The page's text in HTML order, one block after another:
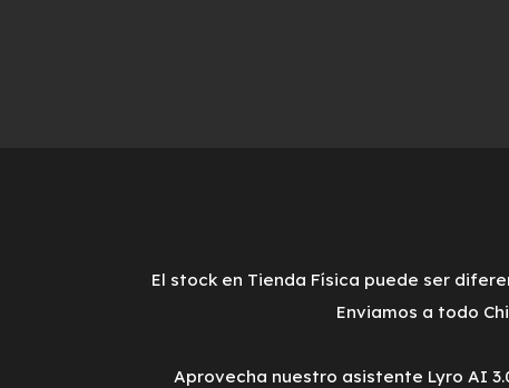
El stock en Tienda Física puede ser
Enviamos a todo
Aprovecha nuestro asistente Lyro AI